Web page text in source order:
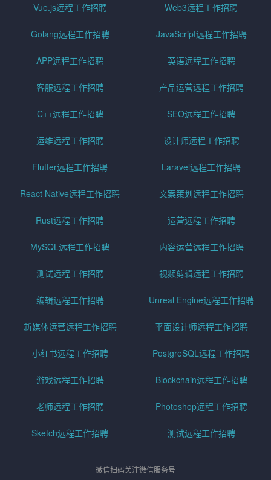
Vue.js远程工作招聘 Web3远程工作招聘
Golang远程工作招聘 JavaScript远程工作招聘
APP远程工作招聘 英语远程工作招聘
客服远程工作招聘 产品运营远程工作招聘
C++远程工作招聘 SEO远程工作招聘
运维远程工作招聘 设计师远程工作招聘
Flutter远程工作招聘 Laravel远程工作招聘
React Native远程工作招聘 文案策划远程工作招聘
Rust远程工作招聘 运营远程工作招聘
MySQL远程工作招聘 内容运营远程工作招聘
测试远程工作招聘 视频剪辑远程工作招聘
编辑远程工作招聘 Unreal Engine远程工作招聘
新媒体运营远程工作招聘 平面设计师远程工作招聘
小红书远程工作招聘 PostgreSQL远程工作招聘
游戏远程工作招聘 Blockchain远程工作招聘
老师远程工作招聘 Photoshop远程工作招聘
Sketch远程工作招聘 测试远程工作招聘
微信扫码关注微信服务号